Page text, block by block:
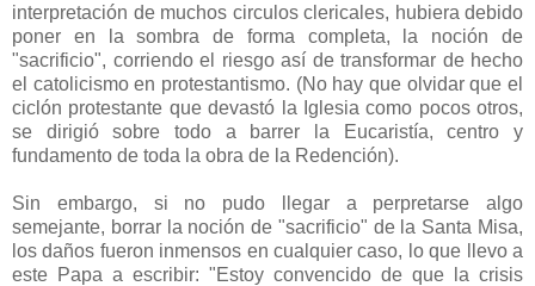
interpretación de muchos circulos clericales, hubiera debido
poner en la sombra de forma completa, la noción de
"sacrificio", corriendo el riesgo así de transformar de hecho
el catolicismo en protestantismo. (No hay que olvidar que el
ciclón protestante que devastó la Iglesia como pocos otros,
se dirigió sobre todo a barrer la Eucaristía, centro y
fundamento de toda la obra de la Redención).
Sin embargo, si no pudo llegar a perpretarse algo
semejante, borrar la noción de "sacrificio" de la Santa Misa,
los daños fueron inmensos en cualquier caso, lo que llevo a
este Papa a escribir: "Estoy convencido de que la crisis